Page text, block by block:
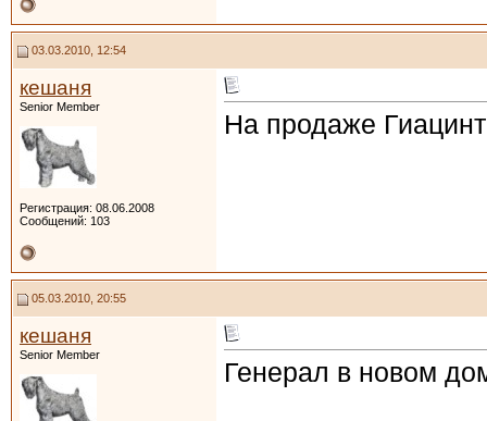
03.03.2010, 12:54
кешаня
Senior Member
Регистрация: 08.06.2008
Сообщений: 103
На продаже
05.03.2010, 20:55
кешаня
Senior Member
Генерал в новом